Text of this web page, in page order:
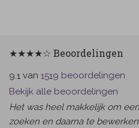
★★★★☆ Beoordelingen
9.1 van 1519 beoordelingen
Bekijk alle beoordelingen
Het was heel makkelijk om
zoeken en daarna te